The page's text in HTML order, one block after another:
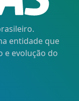
entidade que
e evolução do